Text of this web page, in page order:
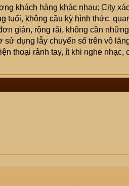
khách hàng khác nhau; City
tuổi, không cầu kỳ hình thức,
giản, rộng rãi, không cần
sử dụng lẫy chuyển số trên vô
thoại rảnh tay, ít khi nghe